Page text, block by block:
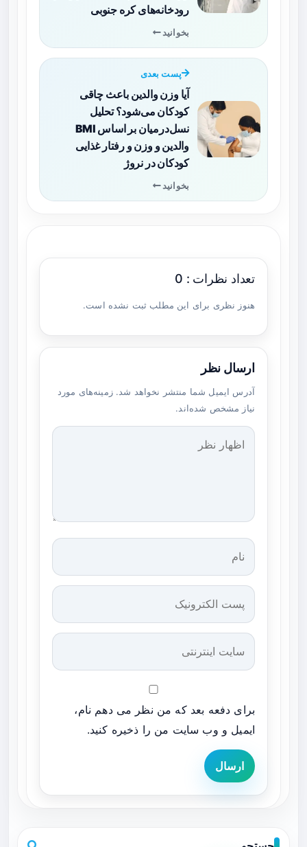
رودخانه‌های کره جنوبی
بخوانید
پست بعدی
آیا وزن والدین باعث چاقی
کودکان می‌شود؟ تحلیل
نسل‌درمیان بر اساس BMI
والدین و وزن و رفتار غذایی
کودکان در نروژ
بخوانید
تعداد نظرات : 0
هنوز نظری برای این مطلب ثبت نشده است.
ارسال نظر
آدرس ایمیل شما منتشر نخواهد شد. زمینه‌های مورد
نیاز مشخص شده‌اند.
برای دفعه بعد که من نظر می دهم نام،
ایمیل و وب سایت من را ذخیره کنید.
ارسال